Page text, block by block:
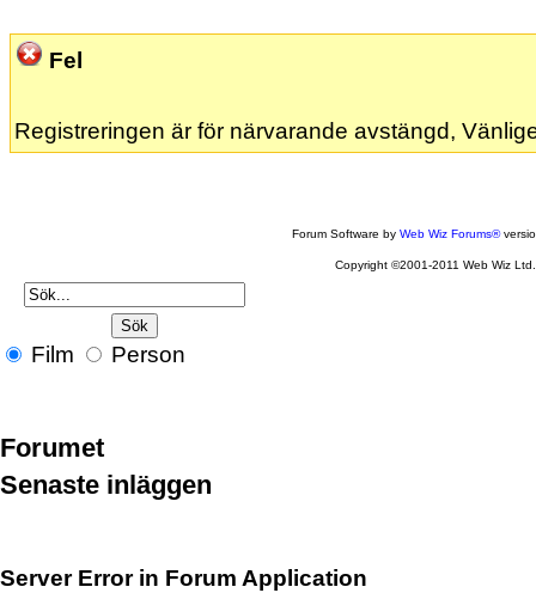
Fel
Registreringen är för närvarande avstängd,
Forum Software byWeb Wiz Forums®
Copyright ©2001-2011 Web Wiz Ltd.
Film Person
Forumet
Senaste inläggen
Server Error in Forum Application